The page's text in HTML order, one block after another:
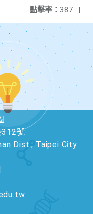
點擊率： 387 |
312號
Dist., Taipei City
|